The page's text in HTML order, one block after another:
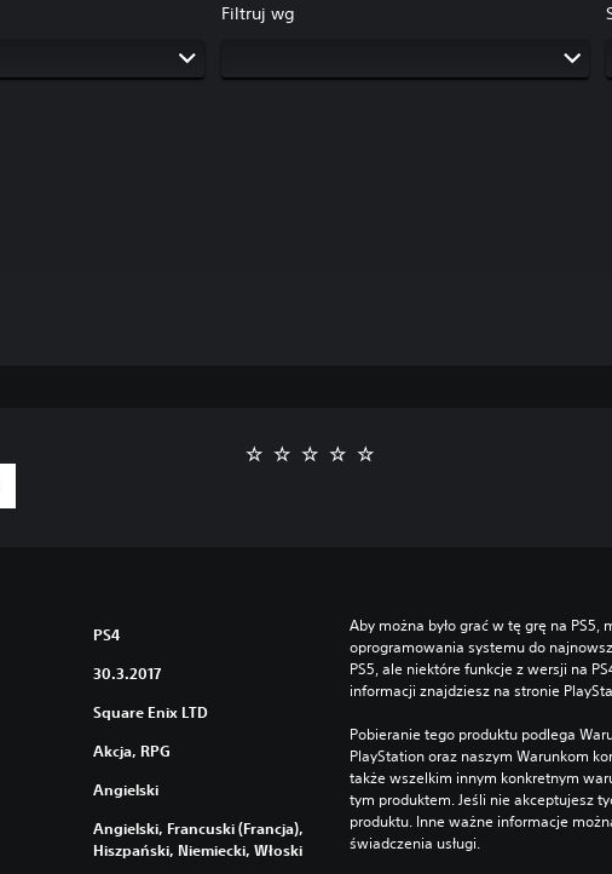
Filtruj wg
PS4
30.3.2017
Square Enix LTD
Akcja, RPG
Angielski
Angielski, Francuski (Francja),
Hiszpański, Niemiecki, Włoski
Aby można było grać w tę grę na
oprogramowania systemu do
PS5, ale niektóre funkcje z wersji na
informacji znajdziesz na stronie
Pobieranie tego produktu podlega
PlayStation oraz naszym Warunkom
także wszelkim innym konkretnym
tym produktem. Jeśli nie akceptujesz
produktu. Inne ważne informacje
świadczenia usługi.